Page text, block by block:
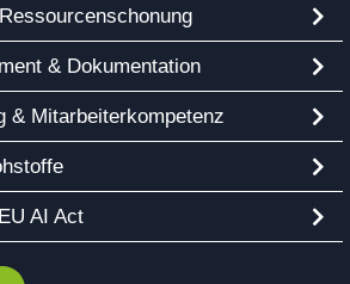
& Dokumentation
& Mitarbeiterkompetenz
AI Act